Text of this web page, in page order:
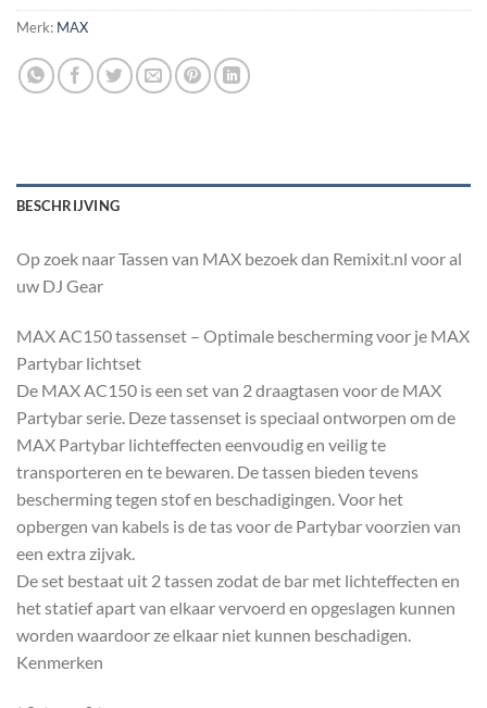
Merk: MAX
BESCHRIJVING
Op zoek naar Tassen van MAX bezoek dan Remixit.nl voor al
uw DJ Gear
MAX AC150 tassenset – Optimale bescherming voor je MAX
Partybar lichtset
De MAX AC150 is een set van 2 draagtasen voor de MAX
Partybar serie. Deze tassenset is speciaal ontworpen om de
MAX Partybar lichteffecten eenvoudig en veilig te
transporteren en te bewaren. De tassen bieden tevens
bescherming tegen stof en beschadigingen. Voor het
opbergen van kabels is de tas voor de Partybar voorzien van
een extra zijvak.
De set bestaat uit 2 tassen zodat de bar met lichteffecten en
het statief apart van elkaar vervoerd en opgeslagen kunnen
worden waardoor ze elkaar niet kunnen beschadigen.
Kenmerken